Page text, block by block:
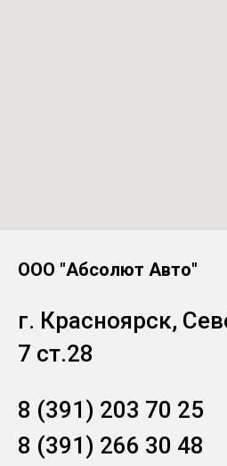
ООО "Абсолют Авто"
г. Красноярск,
7 ст.28
8 (391) 203 70 25
8 (391) 266 30 48